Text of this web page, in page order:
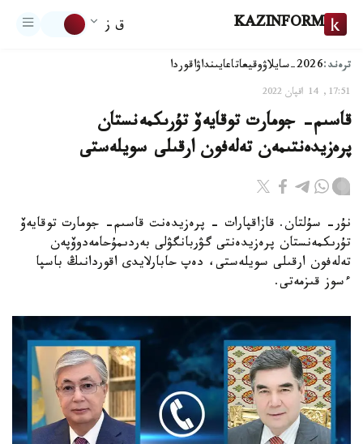
KAZINFORM ق ز
ترەند:2026-سايلاۋ وقيعاتاعايىنداۋاقوردا
17:51, 14 اقپان 2022
قاسىم- جومارت توقايەۆ تۇرىكمەنستان
پرەزيدەنتىمەن تەلەفون ارقىلى سويلەستى
نۇر- سۇلتان. قازاقپارات - پرەزيدەنت قاسىم- جومارت توقايەۆ
تۇرىكمەنستان پرەزيدەنتى گۋربانگۋلى بەردىمۇحامەدوۆپەن
تەلەفون ارقىلى سويلەستى، دەپ حابارلايدى اقوردانىڭ باسپا
ءسوز قىزمەتى.